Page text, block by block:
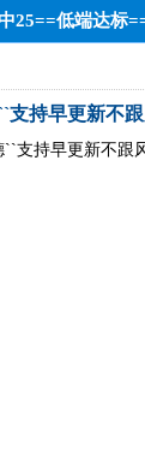
25==低端达标
支持早更新不
支持早更新不跟